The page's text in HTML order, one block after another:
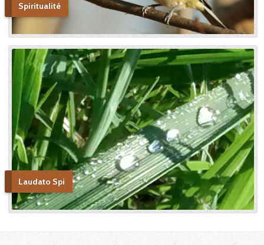
Spiritualité
Laudato Spi